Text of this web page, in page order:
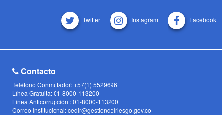
Twitter Instagram Facebook
Contacto
Teléfono Conmutador: +57(1) 5529696
Línea Gratuita: 01-8000-113200
Linea Anticorrupción : 01-8000-113200
Correo Institucional: cedir@gestiondelriesgo.gov.co